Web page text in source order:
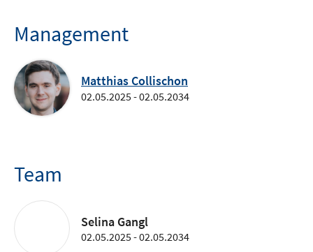
Management
Matthias Collischon
02.05.2025 - 02.05.2034
Team
Selina Gangl
02.05.2025 - 02.05.2034